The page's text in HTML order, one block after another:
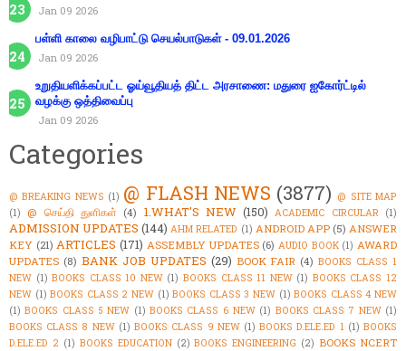
Jan 09 2026
பள்ளி காலை வழிபாட்டு செயல்பாடுகள் - 09.01.2026
Jan 09 2026
உறுதியளிக்கப்பட்ட ஓய்வூதியத் திட்ட அரசாணை: மதுரை ஐகோர்ட்டில்
வழக்கு ஒத்திவைப்பு
Jan 09 2026
Categories
@ BREAKING NEWS (1) @ FLASH NEWS (3877) @ SITE MAP
(1) @ செய்தி துளிகள் (4) 1.WHAT'S NEW (150) ACADEMIC CIRCULAR (1)
ADMISSION UPDATES (144) AHM RELATED (1) ANDROID APP (5) ANSWER
KEY (21) ARTICLES (171) ASSEMBLY UPDATES (6) AUDIO BOOK (1) AWARD
UPDATES (8) BANK JOB UPDATES (29) BOOK FAIR (4) BOOKS CLASS 1
NEW (1) BOOKS CLASS 10 NEW (1) BOOKS CLASS 11 NEW (1) BOOKS CLASS 12
NEW (1) BOOKS CLASS 2 NEW (1) BOOKS CLASS 3 NEW (1) BOOKS CLASS 4 NEW
(1) BOOKS CLASS 5 NEW (1) BOOKS CLASS 6 NEW (1) BOOKS CLASS 7 NEW (1)
BOOKS CLASS 8 NEW (1) BOOKS CLASS 9 NEW (1) BOOKS D.ELE.ED 1 (1) BOOKS
D.ELE.ED 2 (1) BOOKS EDUCATION (2) BOOKS ENGINEERING (2) BOOKS NCERT